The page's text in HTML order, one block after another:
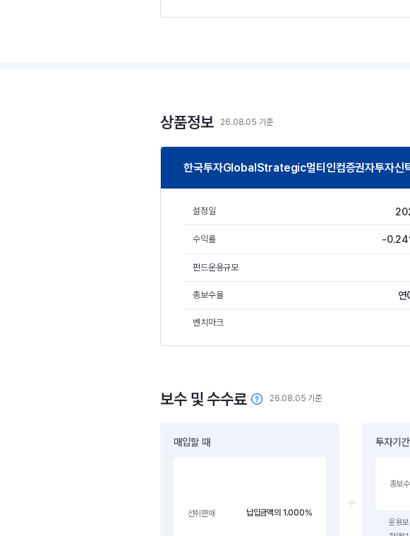
상품정보 26.08.05 기준
한국투자GlobalStrategic멀티인컴증권자투자신
설정일
수익률 -
펀드운용규모
총보수율
벤치마크
보수 및 수수료 26.08.05 기준
매입할 때
선취판매 납입금액의 1.000%
투자기
총보수
운용